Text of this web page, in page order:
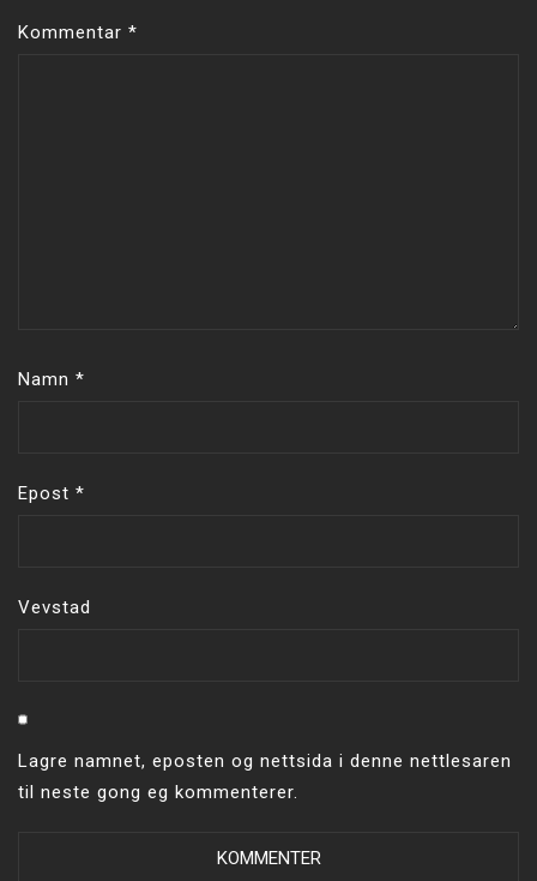
Kommentar *
Namn *
Epost *
Vevstad
Lagre namnet, eposten og nettsida i denne nettlesaren
til neste gong eg kommenterer.